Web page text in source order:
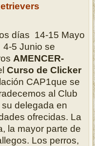
días 14-15 Mayo
5 Junio se
AMENCER-
Curso de Clicker
CAP1que se
al Club
delegada en
ofrecidas. La
la mayor parte de
Los perros,